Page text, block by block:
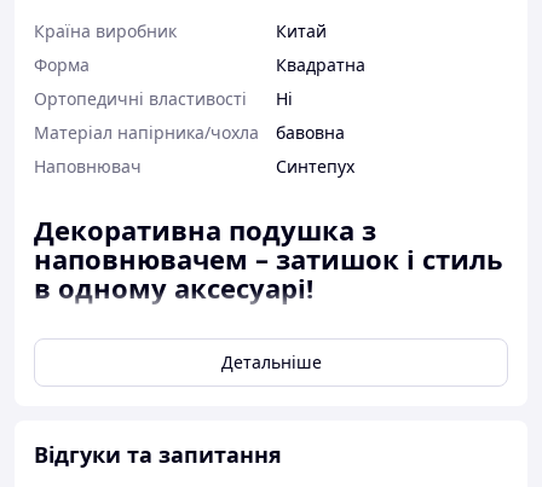
Країна виробник
Китай
Форма
Квадратна
Ортопедичні властивості
Ні
Матеріал напірника/чохла
бавовна
Наповнювач
Синтепух
Декоративна подушка з
наповнювачем – затишок і стиль
в одному аксесуарі!
лише красу, а й комфорт! Ця
декоративна подушка з
синтепуху готова до використання –
просто покладіть її на диван, ліжко або
Детальніше
Відгуки та запитання